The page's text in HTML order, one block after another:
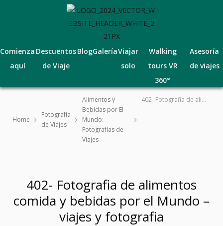
Comienza
aquí
Descuentos
de Viaje
BlogGaleríaViajar
solo
Walking
tours VR
360°
Asesoría
de viajes
Home
Fotografía
de Viajes
Alimentos y
Bebidas por El
Mundo:
Fotografías de
Viajes
402- Fotografia de alimentos comida y bebidas por el Mundo – viajes y fotografia
402- Fotografia de alimentos
comida y bebidas por el Mundo –
viajes y fotografia